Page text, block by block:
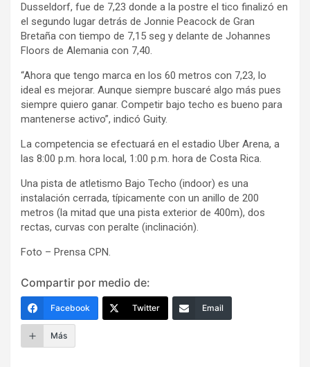
Dusseldorf, fue de 7,23 donde a la postre el tico finalizó en
el segundo lugar detrás de Jonnie Peacock de Gran
Bretaña con tiempo de 7,15 seg y delante de Johannes
Floors de Alemania con 7,40.
“Ahora que tengo marca en los 60 metros con 7,23, lo
ideal es mejorar. Aunque siempre buscaré algo más pues
siempre quiero ganar. Competir bajo techo es bueno para
mantenerse activo”, indicó Guity.
La competencia se efectuará en el estadio Uber Arena, a
las 8:00 p.m. hora local, 1:00 p.m. hora de Costa Rica.
Una pista de atletismo Bajo Techo (indoor) es una
instalación cerrada, típicamente con un anillo de 200
metros (la mitad que una pista exterior de 400m), dos
rectas, curvas con peralte (inclinación).
Foto – Prensa CPN.
Compartir por medio de:
Facebook Twitter Email
Más